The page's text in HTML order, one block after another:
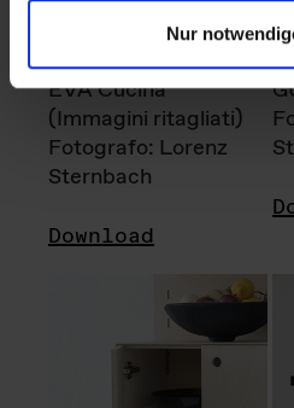
Nur
EVA Cucina
(Immagini ritagliati)
Fotografo: Lorenz
Sternbach
Download